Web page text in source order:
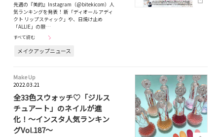
先週の『美的』Instagram（@bitekicom）人
気ランキングを発表！ 新「ディオール アディ
クト リップスティック」や、日焼け止め
「ALLIE」の限…
すべて読む
メイクアップニュース
Make Up
2022.03.21
全33色スウォッチ♡「ジルス
チュアート」のネイルが進
化！～インスタ人気ランキン
グVol.187～